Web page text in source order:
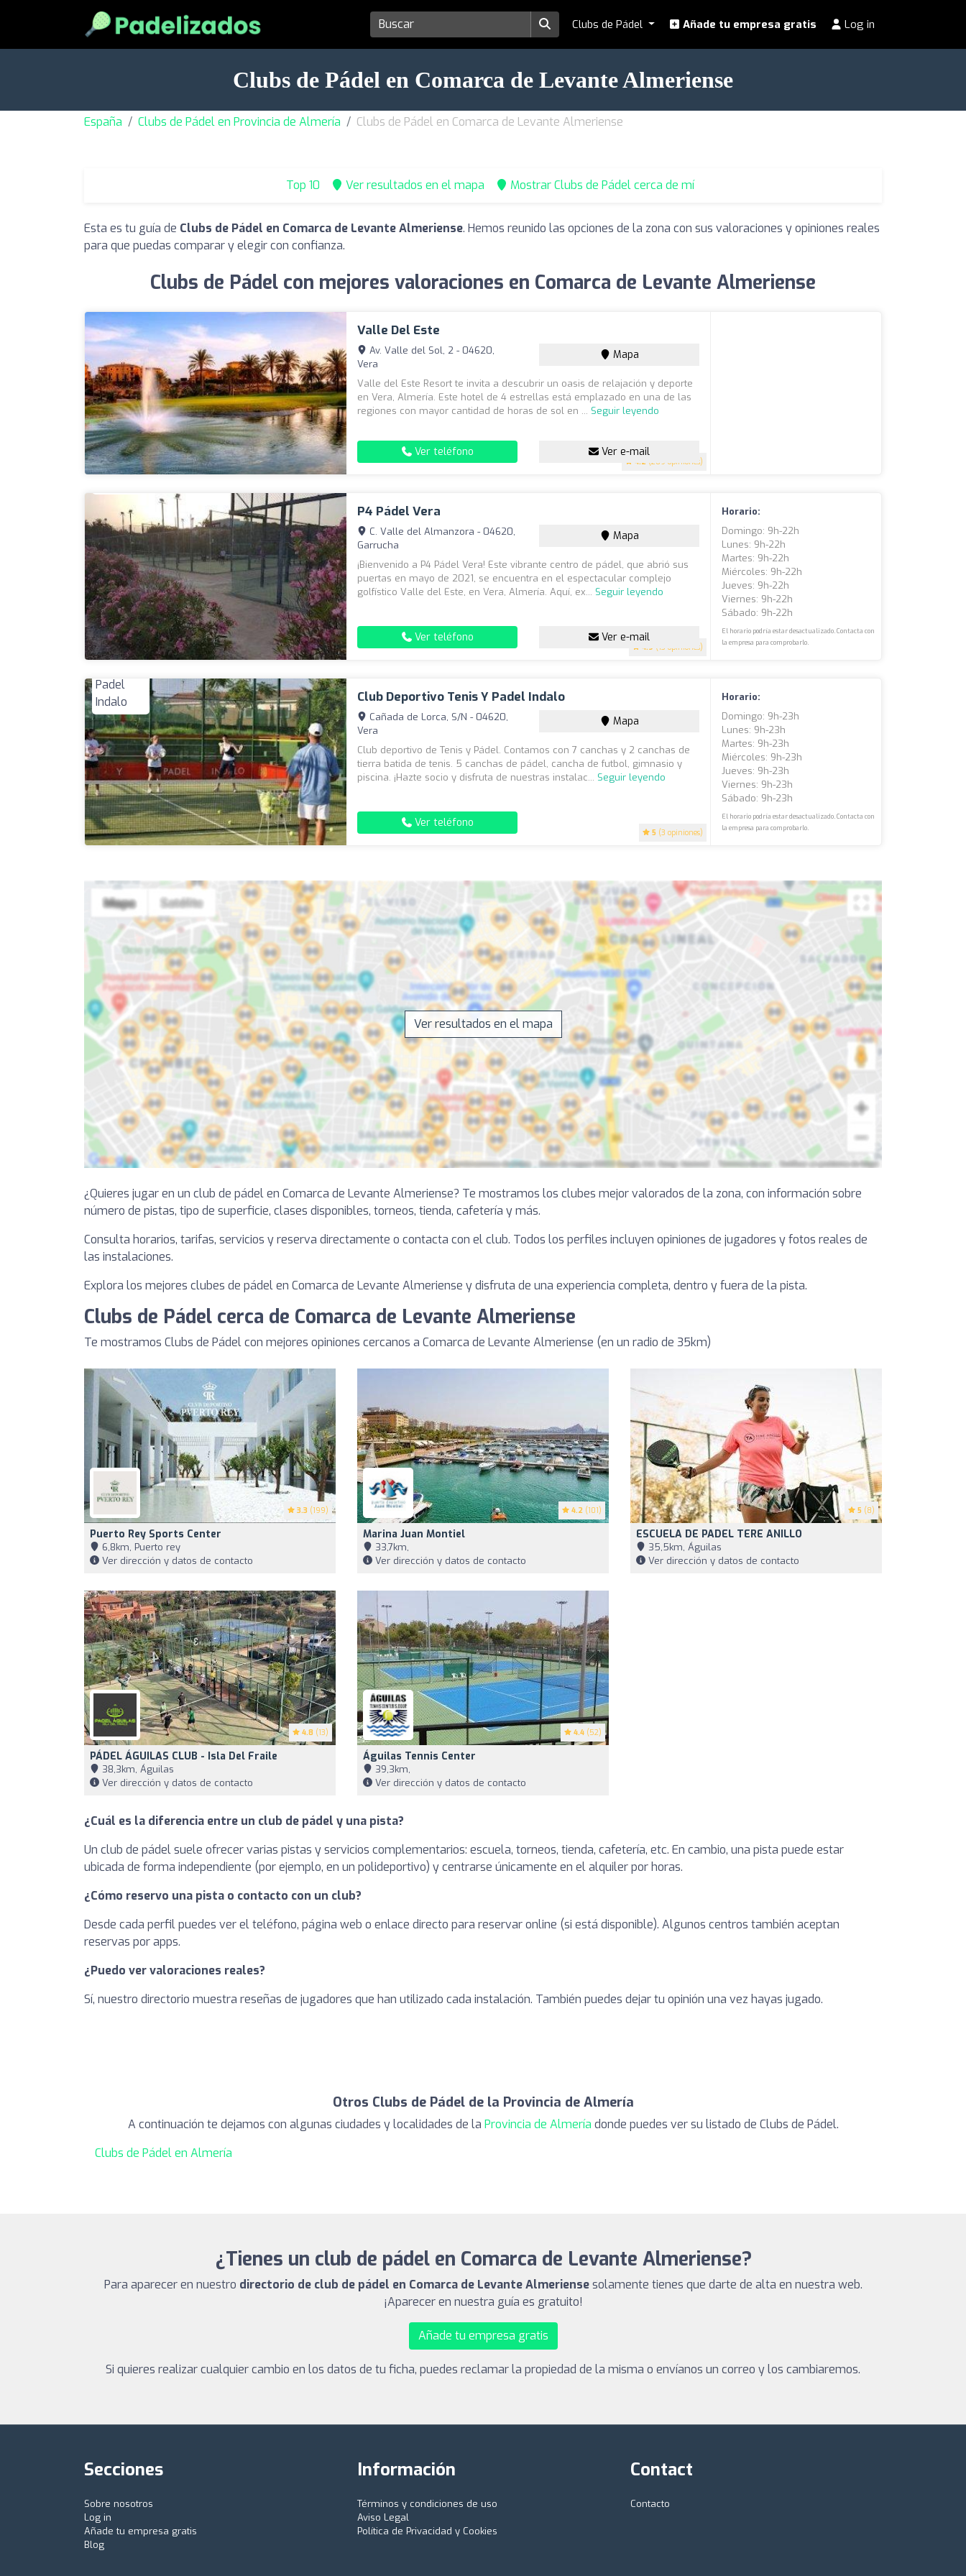
Clubs de Pádel Añade tu empresa gratis Log in
Clubs de Pádel en Comarca de Levante Almeriense
España Clubs de Pádel en Provincia de Almería Clubs de Pádel en Comarca de Levante Almeriense
Top 10 Ver resultados en el mapa Mostrar Clubs de Pádel cerca de mí
Esta es tu guía de Clubs de Pádel en Comarca de Levante Almeriense. Hemos reunido las opciones de la zona con sus valoraciones y opiniones reales
para que puedas comparar y elegir con confianza.
Clubs de Pádel con mejores valoraciones en Comarca de Levante Almeriense
Valle Del Este
4.2 (209 opiniones)
Av. Valle del Sol, 2 - 04620,
Vera
Mapa
Valle del Este Resort te invita a descubrir un oasis de relajación y deporte
en Vera, Almería. Este hotel de 4 estrellas está emplazado en una de las
regiones con mayor cantidad de horas de sol en ... Seguir leyendo
Ver teléfono Ver e-mail
P4 Pádel Vera
4.9 (13 opiniones)
C. Valle del Almanzora - 04620,
Garrucha
Mapa
¡Bienvenido a P4 Pádel Vera! Este vibrante centro de pádel, que abrió sus
puertas en mayo de 2021, se encuentra en el espectacular complejo
golfístico Valle del Este, en Vera, Almería. Aquí, ex... Seguir leyendo
Ver teléfono Ver e-mail
Horario:
Domingo: 9h-22h
Lunes: 9h-22h
Martes: 9h-22h
Miércoles: 9h-22h
Jueves: 9h-22h
Viernes: 9h-22h
Sábado: 9h-22h
El horario podría estar desactualizado. Contacta con
la empresa para comprobarlo.
Club Deportivo Tenis Y Padel Indalo
5 (3 opiniones)
Cañada de Lorca, S/N - 04620,
Vera
Mapa
Club deportivo de Tenis y Pádel. Contamos con 7 canchas y 2 canchas de
tierra batida de tenis. 5 canchas de pádel, cancha de futbol, gimnasio y
piscina. ¡Hazte socio y disfruta de nuestras instalac... Seguir leyendo
Ver teléfono
Horario:
Domingo: 9h-23h
Lunes: 9h-23h
Martes: 9h-23h
Miércoles: 9h-23h
Jueves: 9h-23h
Viernes: 9h-23h
Sábado: 9h-23h
El horario podría estar desactualizado. Contacta con
la empresa para comprobarlo.
Ver resultados en el mapa
¿Quieres jugar en un club de pádel en Comarca de Levante Almeriense? Te mostramos los clubes mejor valorados de la zona, con información sobre
número de pistas, tipo de superficie, clases disponibles, torneos, tienda, cafetería y más.
Consulta horarios, tarifas, servicios y reserva directamente o contacta con el club. Todos los perfiles incluyen opiniones de jugadores y fotos reales de
las instalaciones.
Explora los mejores clubes de pádel en Comarca de Levante Almeriense y disfruta de una experiencia completa, dentro y fuera de la pista.
Clubs de Pádel cerca de Comarca de Levante Almeriense
Te mostramos Clubs de Pádel con mejores opiniones cercanos a Comarca de Levante Almeriense (en un radio de 35km)
3.3 (199)
Puerto Rey Sports Center
6,8km, Puerto rey
Ver dirección y datos de contacto
4.2 (101)
Marina Juan Montiel
33,7km,
Ver dirección y datos de contacto
5 (8)
ESCUELA DE PADEL TERE ANILLO
35,5km, Águilas
Ver dirección y datos de contacto
4.8 (13)
PÁDEL ÁGUILAS CLUB - Isla Del Fraile
38,3km, Águilas
Ver dirección y datos de contacto
4.4 (52)
Águilas Tennis Center
39,3km,
Ver dirección y datos de contacto
¿Cuál es la diferencia entre un club de pádel y una pista?
Un club de pádel suele ofrecer varias pistas y servicios complementarios: escuela, torneos, tienda, cafetería, etc. En cambio, una pista puede estar
ubicada de forma independiente (por ejemplo, en un polideportivo) y centrarse únicamente en el alquiler por horas.
¿Cómo reservo una pista o contacto con un club?
Desde cada perfil puedes ver el teléfono, página web o enlace directo para reservar online (si está disponible). Algunos centros también aceptan
reservas por apps.
¿Puedo ver valoraciones reales?
Sí, nuestro directorio muestra reseñas de jugadores que han utilizado cada instalación. También puedes dejar tu opinión una vez hayas jugado.
Otros Clubs de Pádel de la Provincia de Almería
A continuación te dejamos con algunas ciudades y localidades de la Provincia de Almería donde puedes ver su listado de Clubs de Pádel.
Clubs de Pádel en Almería
¿Tienes un club de pádel en Comarca de Levante Almeriense?
Para aparecer en nuestro directorio de club de pádel en Comarca de Levante Almeriensesolamente tienes que darte de alta en nuestra web.
¡Aparecer en nuestra guía es gratuito!
Añade tu empresa gratis
Si quieres realizar cualquier cambio en los datos de tu ficha, puedes reclamar la propiedad de la misma o envíanos un correo y los cambiaremos.
Secciones
Sobre nosotros
Log in
Añade tu empresa gratis
Blog
Información
Términos y condiciones de uso
Aviso Legal
Política de Privacidad y Cookies
Contact
Contacto